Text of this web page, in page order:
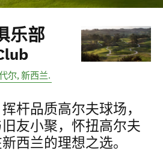
乐部
尔, 新西兰.
杆品质高尔夫球场，
友小聚，怀扭高尔夫
西兰的理想之选。